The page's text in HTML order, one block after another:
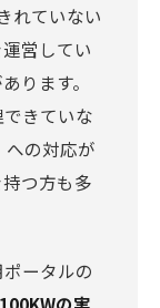
れていない
営してい
ります。
できていな
への対応が
つ方も多
ータルの